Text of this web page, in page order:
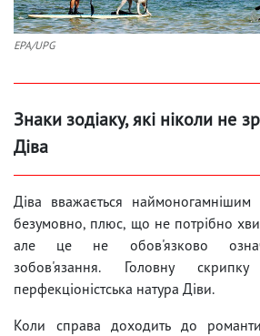
EPA/UPG
Знаки зодіаку, які ніколи не
Діва
Діва вважається наймоногамнішим
безумовно, плюс, що не потрібно
але це не обов'язково
зобов'язання. Головну
перфекціоністська натура Діви.
Коли справа доходить до